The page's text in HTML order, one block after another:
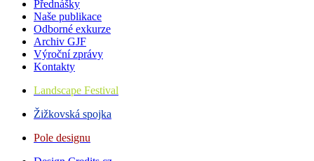
Přednášky
Naše publikace
Odborné exkurze
Archiv GJF
Výroční zprávy
Kontakty
Landscape Festival
Žižkovská spojka
Pole designu